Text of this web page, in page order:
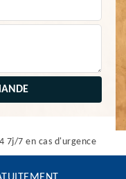
7j/7 en cas d'urgence